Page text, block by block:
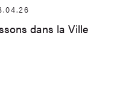
dans la Ville